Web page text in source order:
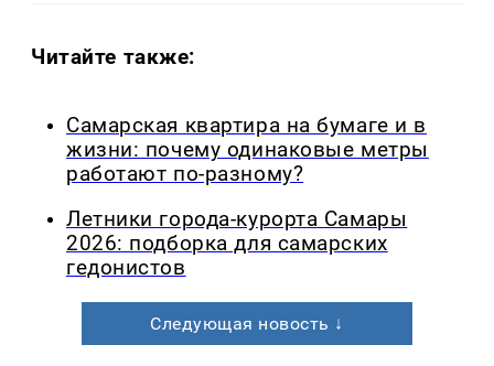
Читайте также:
Самарская квартира на бумаге и в
жизни: почему одинаковые метры
работают по-разному?
Летники города-курорта Самары
2026: подборка для самарских
гедонистов
Следующая новость ↓